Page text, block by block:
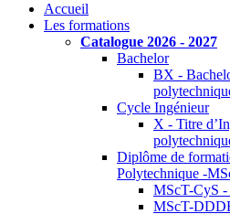
Accueil
Les formations
Catalogue 2026 - 2027
Bachelor
BX -
Cycle Ingénieur
X - Titre
Diplôme de
Polytechnique -
MScT-CyS
MScT-